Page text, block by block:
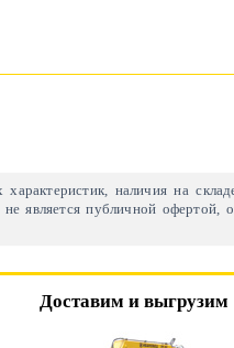
наличия на
является публичной офертой,
Доставим и выгрузим